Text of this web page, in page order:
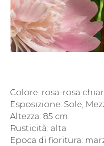
Colore: rosa-rosa
Esposizione: Sole,
Altezza: 85 cm
Rusticità: alta
Epoca di fioritura: